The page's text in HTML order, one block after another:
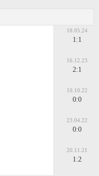
18.05.24
1:1
16.12.23
2:1
10.10.22
0:0
23.04.22
0:0
20.11.21
1:2